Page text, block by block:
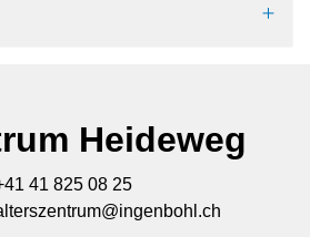
Heideweg
41 825 08 25